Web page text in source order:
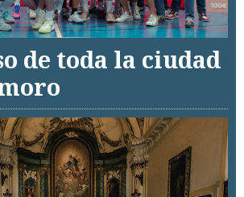
de toda la ciudad